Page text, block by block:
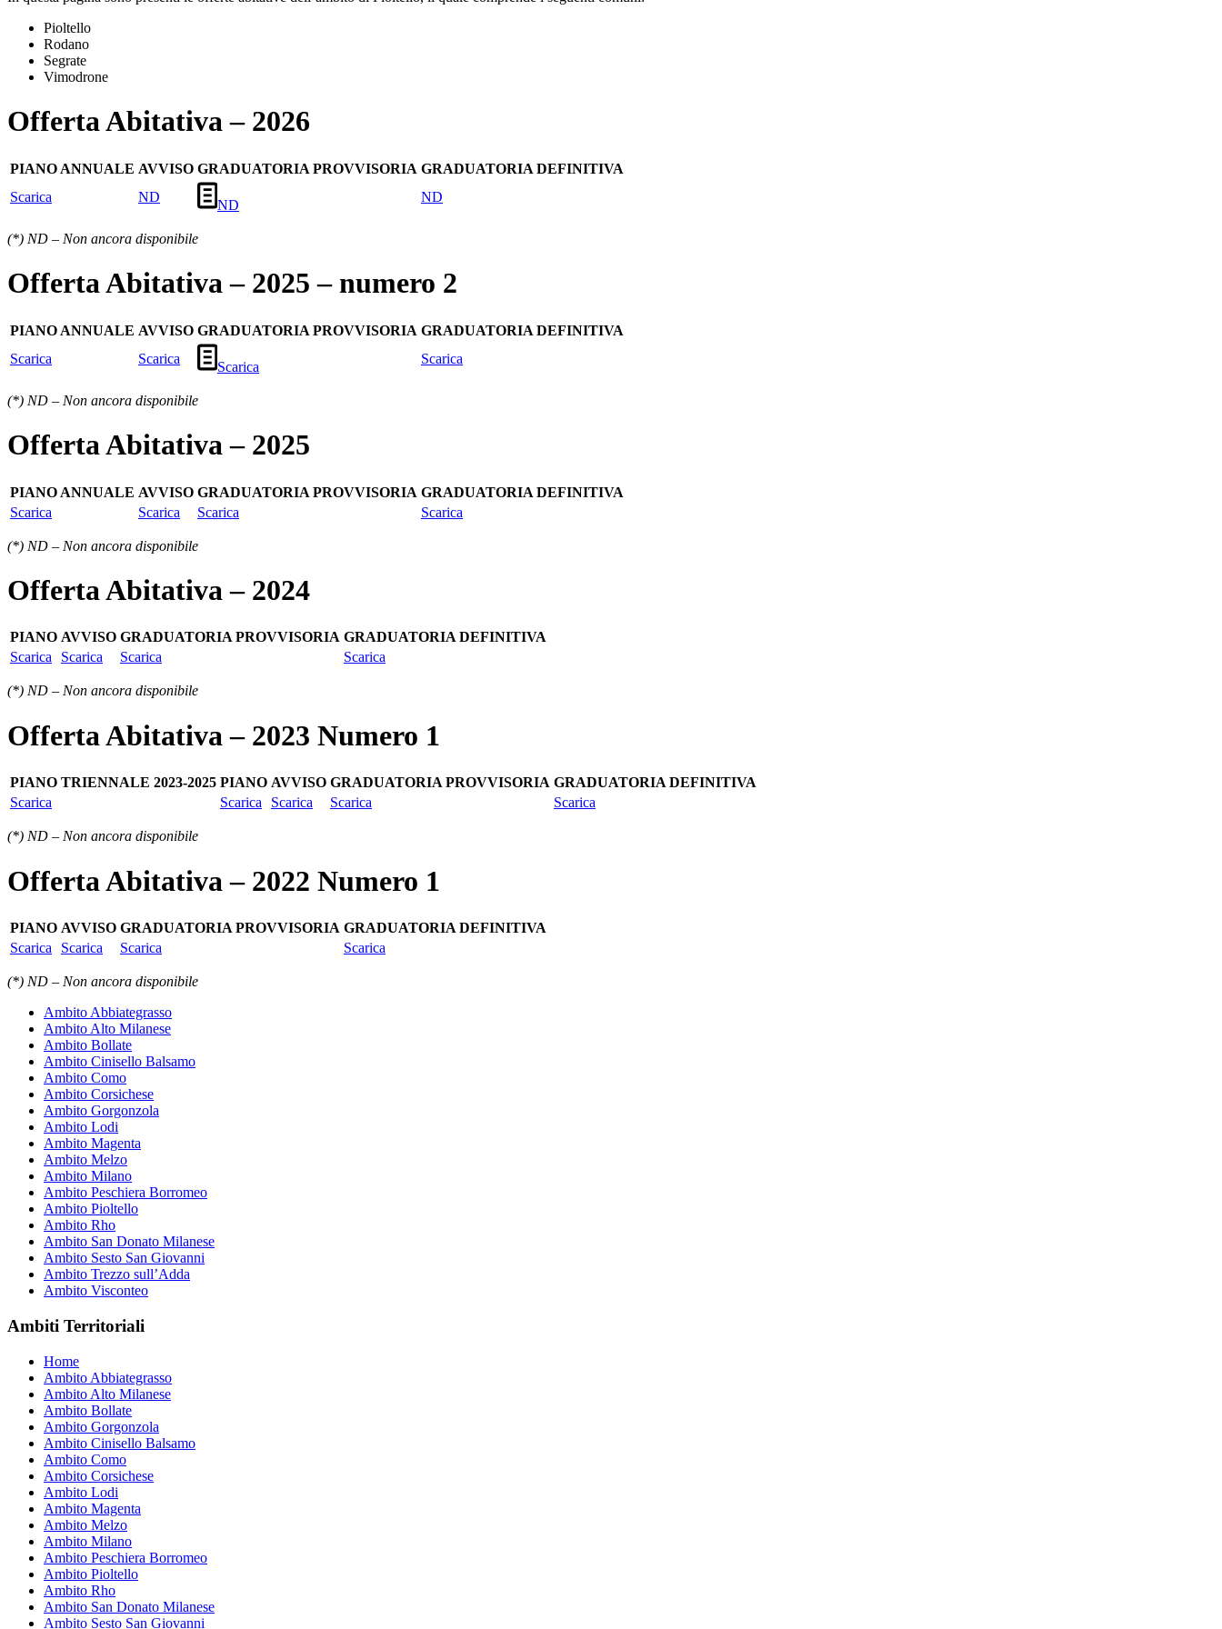
Pioltello
Rodano
Segrate
Vimodrone
Offerta Abitativa – 2026
PIANO ANNUALE AVVISO GRADUATORIA PROVVISORIA GRADUATORIA DEFINITIVA
Scarica
ND
ND
ND
(*) ND – Non ancora disponibile
Offerta Abitativa – 2025 – numero 2
PIANO ANNUALE AVVISO GRADUATORIA PROVVISORIA GRADUATORIA DEFINITIVA
Scarica
Scarica
Scarica
Scarica
(*) ND – Non ancora disponibile
Offerta Abitativa – 2025
PIANO ANNUALE AVVISO GRADUATORIA PROVVISORIA GRADUATORIA DEFINITIVA
Scarica
Scarica Scarica Scarica
(*) ND – Non ancora disponibile
Offerta Abitativa – 2024
PIANO AVVISO GRADUATORIA PROVVISORIA GRADUATORIA DEFINITIVA
Scarica
Scarica Scarica Scarica
(*) ND – Non ancora disponibile
Offerta Abitativa – 2023 Numero 1
PIANO TRIENNALE 2023-2025 PIANO AVVISO GRADUATORIA PROVVISORIA GRADUATORIA DEFINITIVA
Scarica
Scarica Scarica Scarica Scarica
(*) ND – Non ancora disponibile
Offerta Abitativa – 2022 Numero 1
PIANO AVVISO GRADUATORIA PROVVISORIA GRADUATORIA DEFINITIVA
Scarica
Scarica Scarica Scarica
(*) ND – Non ancora disponibile
Ambito Abbiategrasso
Ambito Alto Milanese
Ambito Bollate
Ambito Cinisello Balsamo
Ambito Como
Ambito Corsichese
Ambito Gorgonzola
Ambito Lodi
Ambito Magenta
Ambito Melzo
Ambito Milano
Ambito Peschiera Borromeo
Ambito Pioltello
Ambito Rho
Ambito San Donato Milanese
Ambito Sesto San Giovanni
Ambito Trezzo sull’Adda
Ambito Visconteo
Ambiti Territoriali
Home
Ambito Abbiategrasso
Ambito Alto Milanese
Ambito Bollate
Ambito Gorgonzola
Ambito Cinisello Balsamo
Ambito Como
Ambito Corsichese
Ambito Lodi
Ambito Magenta
Ambito Melzo
Ambito Milano
Ambito Peschiera Borromeo
Ambito Pioltello
Ambito Rho
Ambito San Donato Milanese
Ambito Sesto San Giovanni